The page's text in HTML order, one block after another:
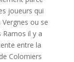
joueurs qui
ou se
il y a
entre la
Colomiers